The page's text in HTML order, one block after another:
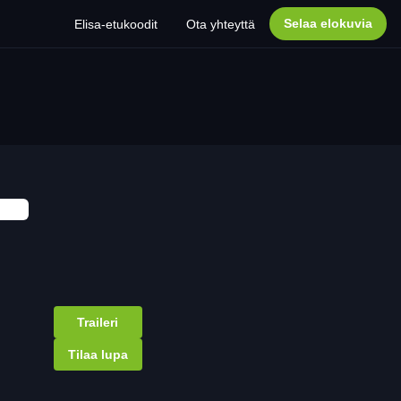
Elisa-etukoodit Ota yhteyttä Selaa elokuvia
Traileri
Tilaa lupa